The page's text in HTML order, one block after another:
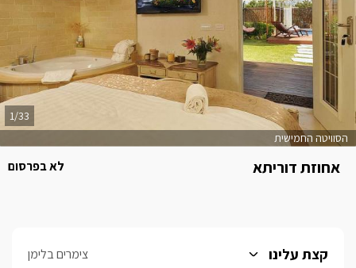
אחוזת דוריתא לא בפרסום
הסוויטה החמישית
1/33
קצת עלינו צימרים בלימן